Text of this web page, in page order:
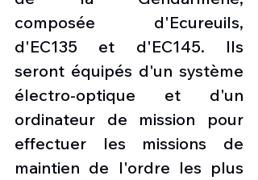
composée d'Ecureuils,
d'EC135 et d'EC145. Ils
seront équipés d'un système
électro-optique et d'un
ordinateur de mission pour
effectuer les missions de
maintien de l'ordre les plus